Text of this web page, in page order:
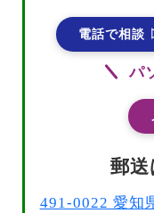
電話で相談
パ
郵
491-0022 愛知